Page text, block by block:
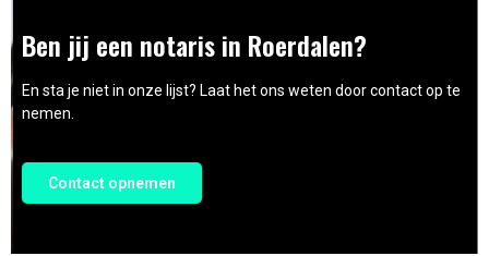
Ben jij een notaris in Roerdalen?
En sta je niet in onze lijst? Laat het ons weten door contact op te
nemen.
Contact opnemen